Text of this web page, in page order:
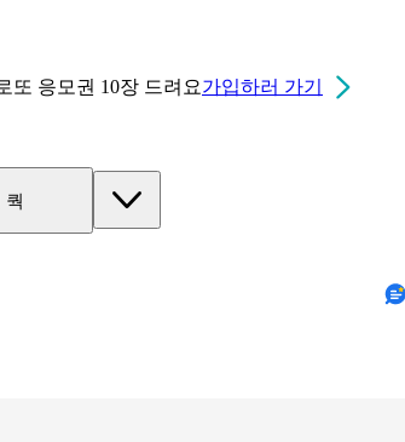
또 응모권 10장 드려요가입하러 가기